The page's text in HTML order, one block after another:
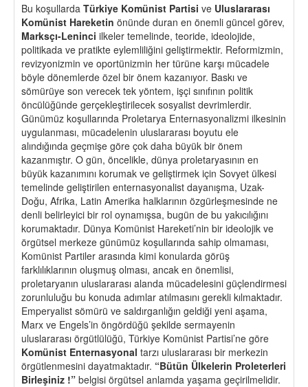
Bu koşullarda Türkiye Komünist Partisi ve Uluslararası
Komünist Hareketin önünde duran en önemli güncel görev,
Marksçı-Leninci ilkeler temelinde, teoride, ideolojide,
politikada ve pratikte eylemliliğini geliştirmektir. Reformizmin,
revizyonizmin ve oportünizmin her türüne karşı mücadele
böyle dönemlerde özel bir önem kazanıyor. Baskı ve
sömürüye son verecek tek yöntem, işçi sınıfının politik
öncülüğünde gerçekleştirilecek sosyalist devrimlerdir.
Günümüz koşullarında Proletarya Enternasyonalizmi ilkesinin
uygulanması, mücadelenin uluslararası boyutu ele
alındığında geçmişe göre çok daha büyük bir önem
kazanmıştır. O gün, öncelikle, dünya proletaryasının en
büyük kazanımını korumak ve geliştirmek için Sovyet ülkesi
temelinde geliştirilen enternasyonalist dayanışma, Uzak-
Doğu, Afrika, Latin Amerika halklarının özgürleşmesinde ne
denli belirleyici bir rol oynamışsa, bugün de bu yakıcılığını
korumaktadır. Dünya Komünist Hareketi’nin bir ideolojik ve
örgütsel merkeze günümüz koşullarında sahip olmaması,
Komünist Partiler arasında kimi konularda görüş
farklılıklarının oluşmuş olması, ancak en önemlisi,
proletaryanın uluslararası alanda mücadelesini güçlendirmesi
zorunluluğu bu konuda adımlar atılmasını gerekli kılmaktadır.
Emperyalist sömürü ve saldırganlığın geldiği yeni aşama,
Marx ve Engels’in öngördüğü şekilde sermayenin
uluslararası örgütlülüğü, Türkiye Komünist Partisi’ne göre
Komünist Enternasyonal tarzı uluslararası bir merkezin
örgütlenmesini dayatmaktadır. “Bütün Ülkelerin Proleterleri
Birleşiniz !” belgisi örgütsel anlamda yaşama geçirilmelidir.